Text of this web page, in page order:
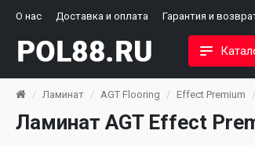
О нас Доставка и оплата Гарантия и
Ламинат AGT Flooring Effect Premium
Ламинат AGT Effect